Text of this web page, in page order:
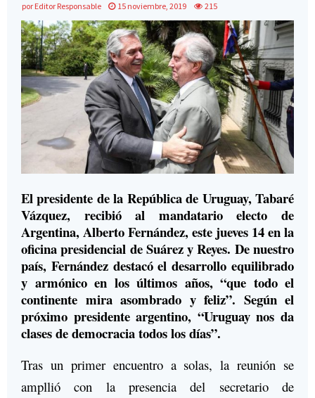
por Editor Responsable 15 noviembre, 2019 215
El presidente de la República de Uruguay, Tabaré
Vázquez, recibió al mandatario electo de
Argentina, Alberto Fernández, este jueves 14 en la
oficina presidencial de Suárez y Reyes. De nuestro
país, Fernández destacó el desarrollo equilibrado
y armónico en los últimos años, “que todo el
continente mira asombrado y feliz”. Según el
próximo presidente argentino, “Uruguay nos da
clases de democracia todos los días”.
Tras un primer encuentro a solas, la reunión se
ampllió con la presencia del secretario de